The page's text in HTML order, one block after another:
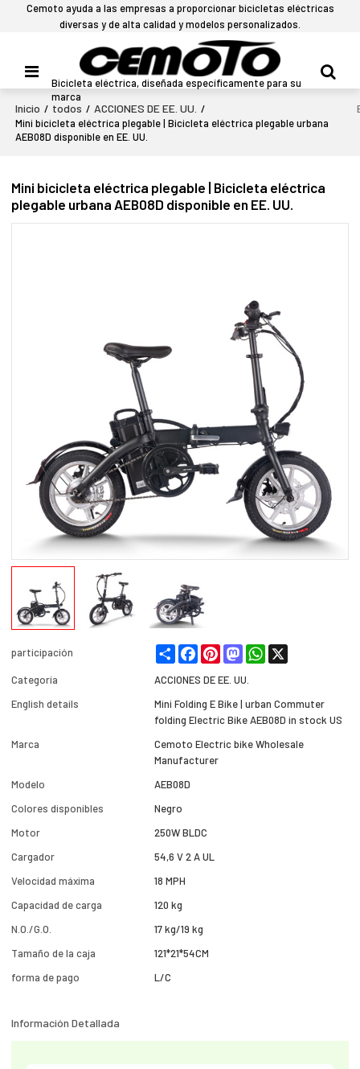
Cemoto ayuda a las empresas a proporcionar bicicletas eléctricas
diversas y de alta calidad y modelos personalizados.
Bicicleta eléctrica, diseñada específicamente para su
marca
Inicio / todos / ACCIONES DE EE. UU. /
Mini bicicleta eléctrica plegable | Bicicleta eléctrica plegable urbana
AEB08D disponible en EE. UU.
Mini bicicleta eléctrica plegable | Bicicleta eléctrica
plegable urbana AEB08D disponible en EE. UU.
participación Share FacebookPinterestMastodonWhatsApp
Categoría
ACCIONES DE EE. UU.
English details
Mini Folding E Bike | urban Commuter
folding Electric Bike AEB08D in stock US
Marca
Cemoto Electric bike Wholesale
Manufacturer
Modelo
AEB08D
Colores disponibles
Negro
Motor
250W BLDC
Cargador
54,6 V 2 A UL
Velocidad máxima
18 MPH
Capacidad de carga
120 kg
N.O./G.O.
17 kg/19 kg
Tamaño de la caja
121*21*54CM
forma de pago
L/C
Información Detallada